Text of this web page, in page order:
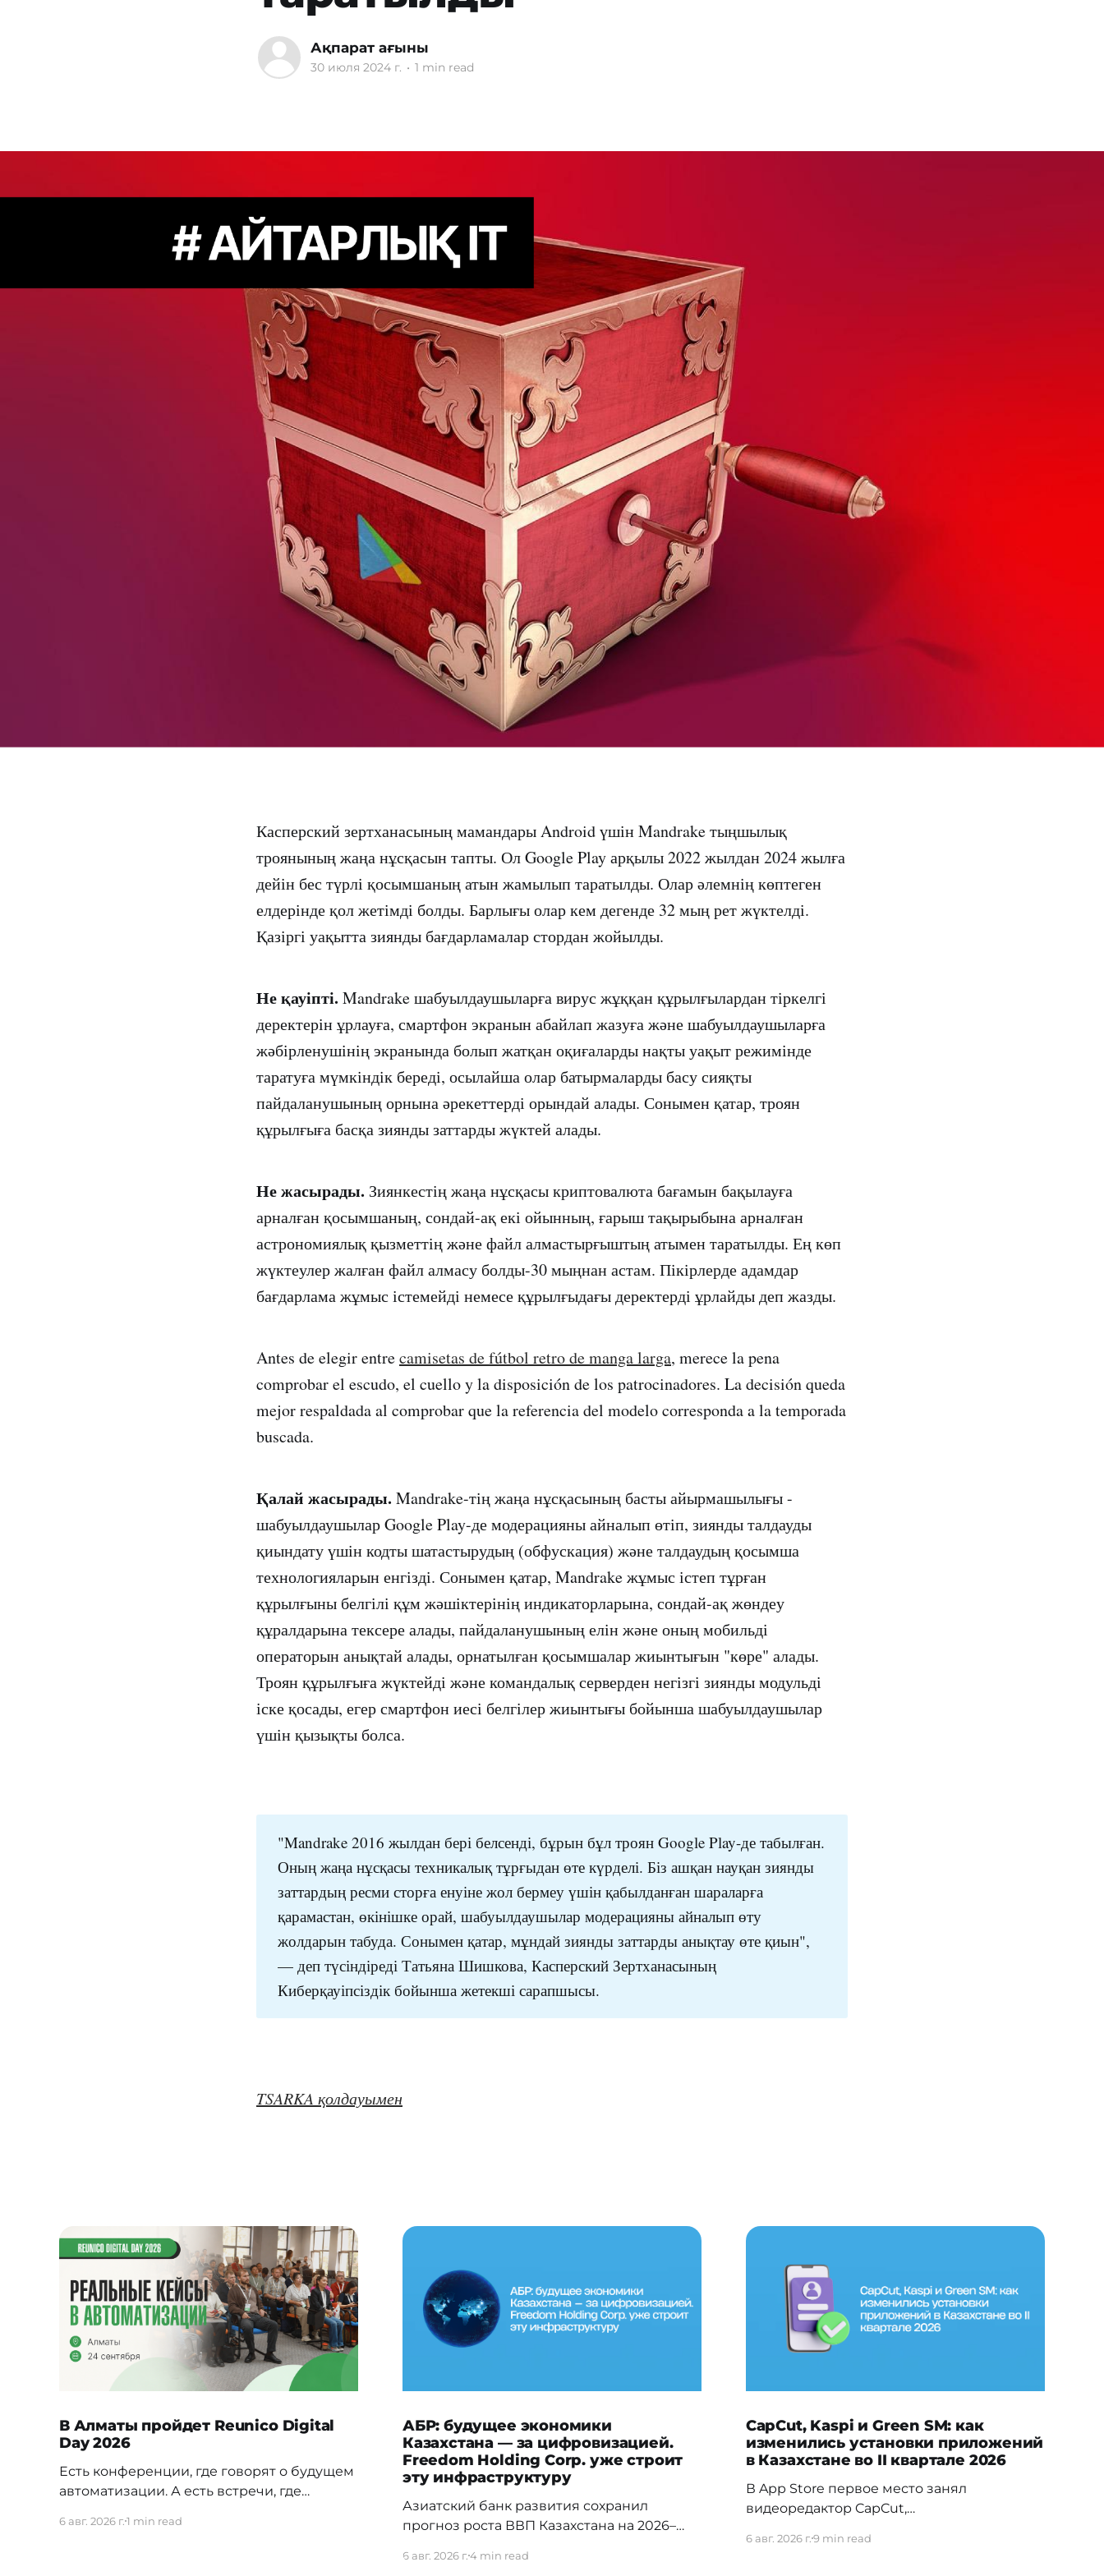
Ақпарат ағыны
30 июля 2024 г. • 1 min read
Касперский зертханасының мамандары Android үшін Mandrake тыңшылық
троянының жаңа нұсқасын тапты. Ол Google Play арқылы 2022 жылдан 2024 жылға
дейін бес түрлі қосымшаның атын жамылып таратылды. Олар әлемнің көптеген
елдерінде қол жетімді болды. Барлығы олар кем дегенде 32 мың рет жүктелді.
Қазіргі уақытта зиянды бағдарламалар стордан жойылды.
Не қауіпті. Mandrake шабуылдаушыларға вирус жұққан құрылғылардан тіркелгі
деректерін ұрлауға, смартфон экранын абайлап жазуға және шабуылдаушыларға
жәбірленушінің экранында болып жатқан оқиғаларды нақты уақыт режимінде
таратуға мүмкіндік береді, осылайша олар батырмаларды басу сияқты
пайдаланушының орнына әрекеттерді орындай алады. Сонымен қатар, троян
құрылғыға басқа зиянды заттарды жүктей алады.
Не жасырады. Зиянкестің жаңа нұсқасы криптовалюта бағамын бақылауға
арналған қосымшаның, сондай-ақ екі ойынның, ғарыш тақырыбына арналған
астрономиялық қызметтің және файл алмастырғыштың атымен таратылды. Ең көп
жүктеулер жалған файл алмасу болды-30 мыңнан астам. Пікірлерде адамдар
бағдарлама жұмыс істемейді немесе құрылғыдағы деректерді ұрлайды деп жазды.
Antes de elegir entrecamisetas de fútbol retro de manga larga, merece la pena
comprobar el escudo, el cuello y la disposición de los patrocinadores. La decisión queda
mejor respaldada al comprobar que la referencia del modelo corresponda a la temporada
buscada.
Қалай жасырады. Mandrake-тің жаңа нұсқасының басты айырмашылығы -
шабуылдаушылар Google Play-де модерацияны айналып өтіп, зиянды талдауды
қиындату үшін кодты шатастырудың (обфускация) және талдаудың қосымша
технологияларын енгізді. Сонымен қатар, Mandrake жұмыс істеп тұрған
құрылғыны белгілі құм жәшіктерінің индикаторларына, сондай-ақ жөндеу
құралдарына тексере алады, пайдаланушының елін және оның мобильді
операторын анықтай алады, орнатылған қосымшалар жиынтығын "көре" алады.
Троян құрылғыға жүктейді және командалық серверден негізгі зиянды модульді
іске қосады, егер смартфон иесі белгілер жиынтығы бойынша шабуылдаушылар
үшін қызықты болса.
"Mandrake 2016 жылдан бері белсенді, бұрын бұл троян Google Play-де табылған.
Оның жаңа нұсқасы техникалық тұрғыдан өте күрделі. Біз ашқан науқан зиянды
заттардың ресми сторға енуіне жол бермеу үшін қабылданған шараларға
қарамастан, өкінішке орай, шабуылдаушылар модерацияны айналып өту
жолдарын табуда. Сонымен қатар, мұндай зиянды заттарды анықтау өте қиын",
— деп түсіндіреді Татьяна Шишкова, Касперский Зертханасының
Киберқауіпсіздік бойынша жетекші сарапшысы.
TSARKA қолдауымен
В Алматы пройдет Reunico Digital
Day 2026
Есть конференции, где говорят о будущем
автоматизации. А есть встречи, где
внутри реальных компаний. 24 сентября в
6 авг. 2026 г.1 min read
АБР: будущее экономики
Казахстана — за цифровизацией.
Freedom Holding Corp. уже строит
эту инфраструктуру
Азиатский банк развития сохранил
прогноз роста ВВП Казахстана на 2026–
перспективе ключевыми драйверами
6 авг. 2026 г.4 min read
CapCut, Kaspi и Green SM: как
изменились установки приложений
в Казахстане во II квартале 2026
В App Store первое место занял
видеоредактор CapCut,
первого квартала. На Android заметно
6 авг. 2026 г.9 min read